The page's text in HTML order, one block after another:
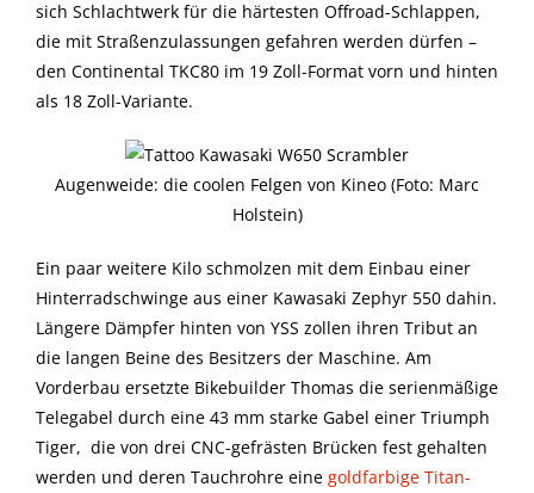
sich Schlachtwerk für die härtesten Offroad-Schlappen,
die mit Straßenzulassungen gefahren werden dürfen –
den Continental TKC80 im 19 Zoll-Format vorn und hinten
als 18 Zoll-Variante.
Augenweide: die coolen Felgen von Kineo (Foto: Marc
Holstein)
Ein paar weitere Kilo schmolzen mit dem Einbau einer
Hinterradschwinge aus einer Kawasaki Zephyr 550 dahin.
Längere Dämpfer hinten von YSS zollen ihren Tribut an
die langen Beine des Besitzers der Maschine. Am
Vorderbau ersetzte Bikebuilder Thomas die serienmäßige
Telegabel durch eine 43 mm starke Gabel einer Triumph
Tiger, die von drei CNC-gefrästen Brücken fest gehalten
werden und deren Tauchrohre eine goldfarbige Titan-